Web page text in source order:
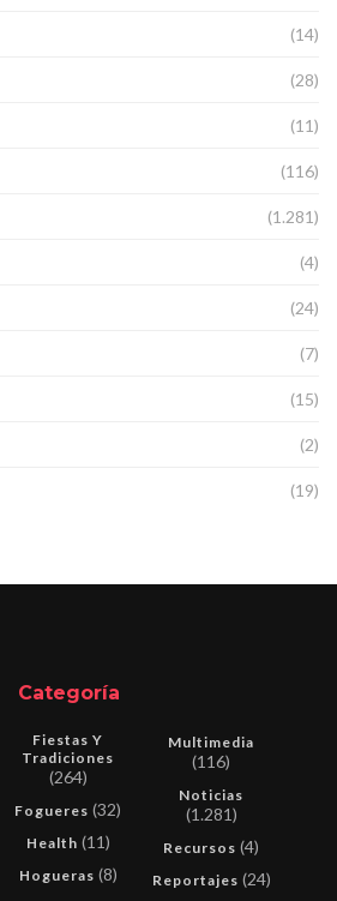
(14)
(28)
(11)
(116)
(1.281)
(4)
(24)
(7)
(15)
(2)
(19)
Categoría
Fiestas Y
Tradiciones
(264)
Fogueres (32)
Health (11)
Hogueras (8)
Multimedia
(116)
Noticias
(1.281)
Recursos (4)
Reportajes (24)